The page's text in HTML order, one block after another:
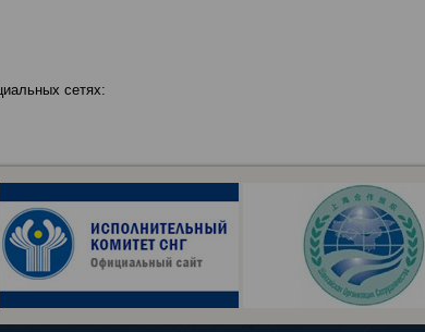
сетях: